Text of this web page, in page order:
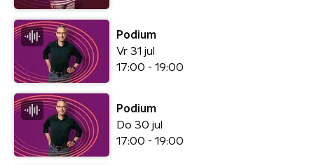
Podium
Vr 31 jul
17:00 - 19:00
Podium
Do 30 jul
17:00 - 19:00